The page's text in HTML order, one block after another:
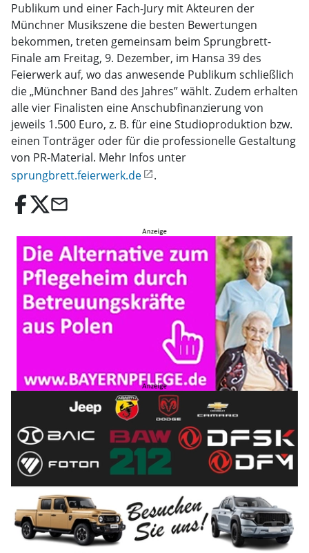
Publikum und einer Fach-Jury mit Akteuren der
Münchner Musikszene die besten Bewertungen
bekommen, treten gemeinsam beim Sprungbrett-
Finale am Freitag, 9. Dezember, im Hansa 39 des
Feierwerk auf, wo das anwesende Publikum schließlich
die „Münchner Band des Jahres” wählt. Zudem erhalten
alle vier Finalisten eine Anschubfinanzierung von
jeweils 1.500 Euro, z. B. für eine Studioproduktion bzw.
einen Tonträger oder für die professionelle Gestaltung
von PR-Material. Mehr Infos unter
sprungbrett.feierwerk.de
.
email